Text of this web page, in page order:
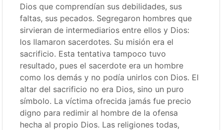
Dios que comprendían sus debilidades, sus
faltas, sus pecados. Segregaron hombres que
sirvieran de intermediarios entre ellos y Dios:
los llamaron sacerdotes. Su misión era el
sacrificio. Esta tentativa tampoco tuvo
resultado, pues el sacerdote era un hombre
como los demás y no podía unirlos con Dios. El
altar del sacrificio no era Dios, sino un puro
símbolo. La víctima ofrecida jamás fue precio
digno para redimir al hombre de la ofensa
hecha al propio Dios. Las religiones todas,